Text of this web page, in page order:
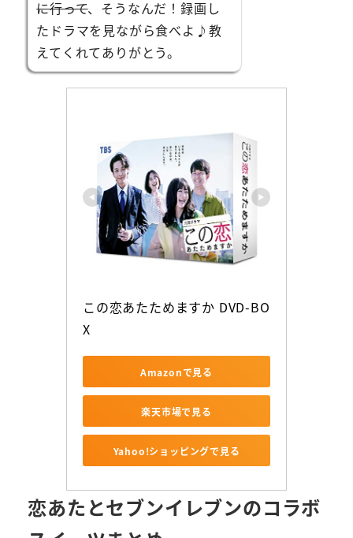
に行って、そうなんだ！録画し
たドラマを見ながら食べよ♪教
えてくれてありがとう。
この恋あたためますか DVD-BO
X
Amazonで見る
楽天市場で見る
Yahoo!ショッピングで見る
恋あたとセブンイレブンのコラボ